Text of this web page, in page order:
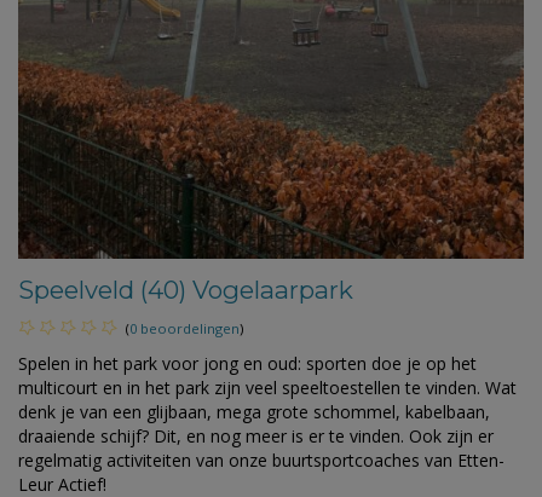
Speelveld (40) Vogelaarpark
(0 beoordelingen)
Spelen in het park voor jong en oud: sporten doe je op het
multicourt en in het park zijn veel speeltoestellen te vinden. Wat
denk je van een glijbaan, mega grote schommel, kabelbaan,
draaiende schijf? Dit, en nog meer is er te vinden. Ook zijn er
regelmatig activiteiten van onze buurtsportcoaches van Etten-
Leur Actief!